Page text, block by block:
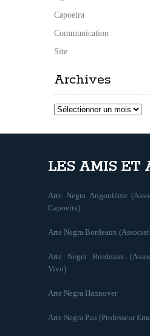
Capoeira
Communication
Site
Archives
Archives
LES AMIS ET
Arte Negra Angoulême
Capoeira)
Arte Negra Bordeaux
Arte Negra Bordeaux
Vivo)
Arte Negra Hannover
Arte Negra Pau (Professeur